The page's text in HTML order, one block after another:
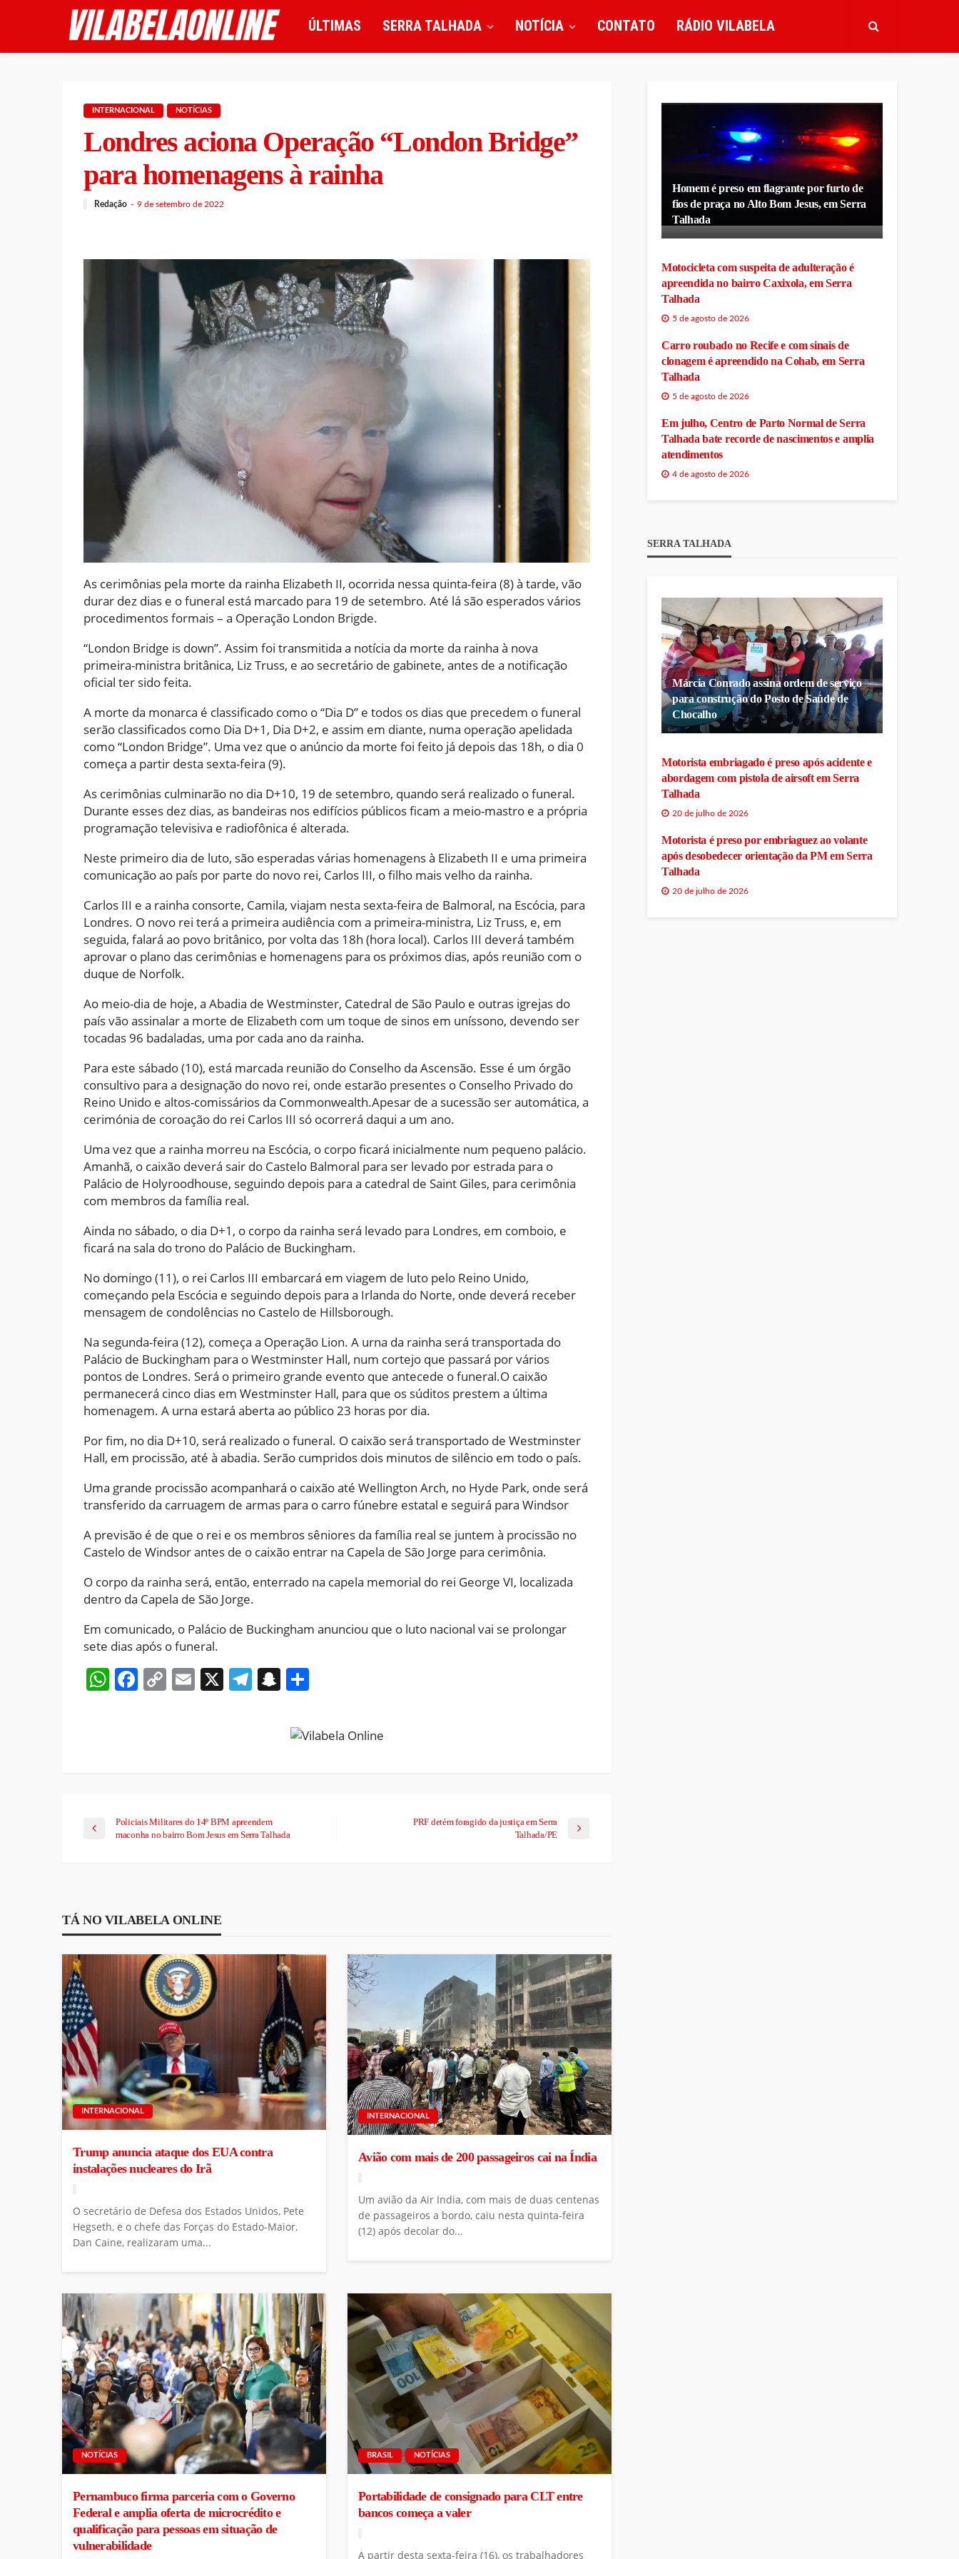
ÚLTIMAS SERRA TALHADA NOTÍCIA CONTATO RÁDIO VILABELA
INTERNACIONAL NOTÍCIAS
Londres aciona Operação “London Bridge”
para homenagens à rainha
Redação 9 de setembro de 2022
As cerimônias pela morte da rainha Elizabeth II, ocorrida nessa quinta-feira (8) à tarde, vão
durar dez dias e o funeral está marcado para 19 de setembro. Até lá são esperados vários
procedimentos formais – a Operação London Brigde.
“London Bridge is down”. Assim foi transmitida a notícia da morte da rainha à nova
primeira-ministra britânica, Liz Truss, e ao secretário de gabinete, antes de a notificação
oficial ter sido feita.
A morte da monarca é classificado como o “Dia D” e todos os dias que precedem o funeral
serão classificados como Dia D+1, Dia D+2, e assim em diante, numa operação apelidada
como “London Bridge”. Uma vez que o anúncio da morte foi feito já depois das 18h, o dia 0
começa a partir desta sexta-feira (9).
As cerimônias culminarão no dia D+10, 19 de setembro, quando será realizado o funeral.
Durante esses dez dias, as bandeiras nos edifícios públicos ficam a meio-mastro e a própria
programação televisiva e radiofônica é alterada.
Neste primeiro dia de luto, são esperadas várias homenagens à Elizabeth II e uma primeira
comunicação ao país por parte do novo rei, Carlos III, o filho mais velho da rainha.
Carlos III e a rainha consorte, Camila, viajam nesta sexta-feira de Balmoral, na Escócia, para
Londres. O novo rei terá a primeira audiência com a primeira-ministra, Liz Truss, e, em
seguida, falará ao povo britânico, por volta das 18h (hora local). Carlos III deverá também
aprovar o plano das cerimônias e homenagens para os próximos dias, após reunião com o
duque de Norfolk.
Ao meio-dia de hoje, a Abadia de Westminster, Catedral de São Paulo e outras igrejas do
país vão assinalar a morte de Elizabeth com um toque de sinos em uníssono, devendo ser
tocadas 96 badaladas, uma por cada ano da rainha.
Para este sábado (10), está marcada reunião do Conselho da Ascensão. Esse é um órgão
consultivo para a designação do novo rei, onde estarão presentes o Conselho Privado do
Reino Unido e altos-comissários da Commonwealth.Apesar de a sucessão ser automática, a
cerimónia de coroação do rei Carlos III só ocorrerá daqui a um ano.
Uma vez que a rainha morreu na Escócia, o corpo ficará inicialmente num pequeno palácio.
Amanhã, o caixão deverá sair do Castelo Balmoral para ser levado por estrada para o
Palácio de Holyroodhouse, seguindo depois para a catedral de Saint Giles, para cerimônia
com membros da família real.
Ainda no sábado, o dia D+1, o corpo da rainha será levado para Londres, em comboio, e
ficará na sala do trono do Palácio de Buckingham.
No domingo (11), o rei Carlos III embarcará em viagem de luto pelo Reino Unido,
começando pela Escócia e seguindo depois para a Irlanda do Norte, onde deverá receber
mensagem de condolências no Castelo de Hillsborough.
Na segunda-feira (12), começa a Operação Lion. A urna da rainha será transportada do
Palácio de Buckingham para o Westminster Hall, num cortejo que passará por vários
pontos de Londres. Será o primeiro grande evento que antecede o funeral.O caixão
permanecerá cinco dias em Westminster Hall, para que os súditos prestem a última
homenagem. A urna estará aberta ao público 23 horas por dia.
Por fim, no dia D+10, será realizado o funeral. O caixão será transportado de Westminster
Hall, em procissão, até à abadia. Serão cumpridos dois minutos de silêncio em todo o país.
Uma grande procissão acompanhará o caixão até Wellington Arch, no Hyde Park, onde será
transferido da carruagem de armas para o carro fúnebre estatal e seguirá para Windsor
A previsão é de que o rei e os membros sêniores da família real se juntem à procissão no
Castelo de Windsor antes de o caixão entrar na Capela de São Jorge para cerimônia.
O corpo da rainha será, então, enterrado na capela memorial do rei George VI, localizada
dentro da Capela de São Jorge.
Em comunicado, o Palácio de Buckingham anunciou que o luto nacional vai se prolongar
sete dias após o funeral.
WhatsApp
Facebook
CopyEmail
X Telegram
Snapchat
Policiais Militares do 14º BPM apreendem
maconha no bairro Bom Jesus em Serra Talhada
PRF detém foragido da justiça em Serra
Talhada/PE
TÁ NO VILABELA ONLINE
INTERNACIONAL
Trump anuncia ataque dos EUA contra
instalações nucleares do Irã
O secretário de Defesa dos Estados Unidos, Pete
Hegseth, e o chefe das Forças do Estado-Maior,
Dan Caine, realizaram uma...
INTERNACIONAL
Avião com mais de 200 passageiros cai na Índia
Um avião da Air India, com mais de duas centenas
de passageiros a bordo, caiu nesta quinta-feira
(12) após decolar do...
NOTÍCIAS
Pernambuco firma parceria com o Governo
Federal e amplia oferta de microcrédito e
qualificação para pessoas em situação de
vulnerabilidade
BRASIL NOTÍCIAS
Portabilidade de consignado para CLT entre
bancos começa a valer
A partir desta sexta-feira (16), os trabalhadores
Homem é preso em flagrante por furto de
fios de praça no Alto Bom Jesus, em Serra
Talhada
Motocicleta com suspeita de adulteração é
apreendida no bairro Caxixola, em Serra
Talhada
5 de agosto de 2026
Carro roubado no Recife e com sinais de
clonagem é apreendido na Cohab, em Serra
Talhada
5 de agosto de 2026
Em julho, Centro de Parto Normal de Serra
Talhada bate recorde de nascimentos e amplia
atendimentos
4 de agosto de 2026
SERRA TALHADA
Márcia Conrado assina ordem de serviço
para construção do Posto de Saúde de
Chocalho
Motorista embriagado é preso após acidente e
abordagem com pistola de airsoft em Serra
Talhada
20 de julho de 2026
Motorista é preso por embriaguez ao volante
após desobedecer orientação da PM em Serra
Talhada
20 de julho de 2026